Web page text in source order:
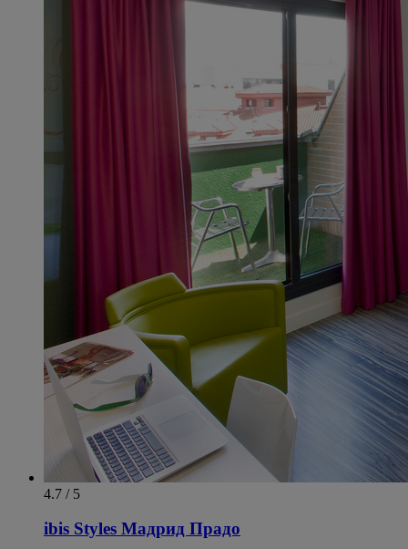
4.7 / 5
ibis Styles Мадрид Прадо